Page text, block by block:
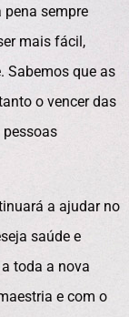
pena sempre
mais fácil,
Sabemos que as
o vencer das
a ajudar no
saúde e
toda a nova
e com o